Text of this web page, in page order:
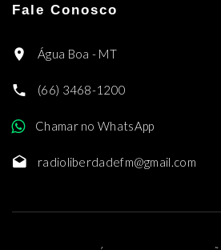
Fale Conosco
Água Boa - MT
(66) 3468-1200
Chamar no WhatsApp
radioliberdadefm@gmail.com